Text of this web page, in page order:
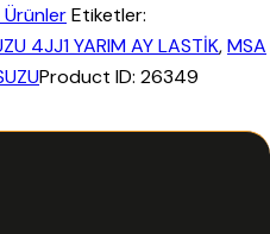
ÜrünlerEtiketler:
4JJ1 YARIM AY LASTİK,MSA
Product ID: 26349